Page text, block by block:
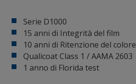
Serie D1000
15 anni di Integrità del film
10 anni di Ritenzione del colore
Qualicoat Class 1 / AAMA 2603
1 anno di Florida test